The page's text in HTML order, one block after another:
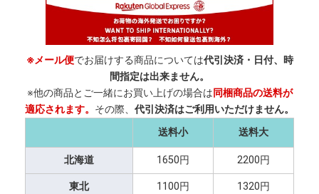
※メール便でお届けする商品については代引決済・日付、時
間指定は出来ません。
※他の商品とご一緒にお買い上げの場合は同梱商品の送料が
適応されます。 その際、 代引決済はご利用いただけません。
送料小
送料大
北海道 1650円 2200円
東北 1100円 1320円